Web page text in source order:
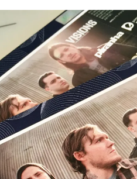
für meine obligatorische
Packliste, eine neue Folge
Festivalfieber oder zumindest
den Ausblick auf mein
heißgeliebtes Hurricane
Festival. Denn da würde es ja
heute sonst hingehen. Aber
dieses Jahr ist irgendwie alles
anders. Ich brauche eine Pause.